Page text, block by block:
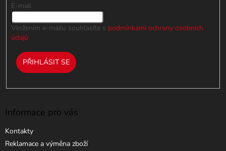
E-mail
Vložením e-mailu souhlasíte s podmínkami ochrany osobních
údajů
PŘIHLÁSIT SE
Informace pro vás
Kontakty
Reklamace a výměna zboží